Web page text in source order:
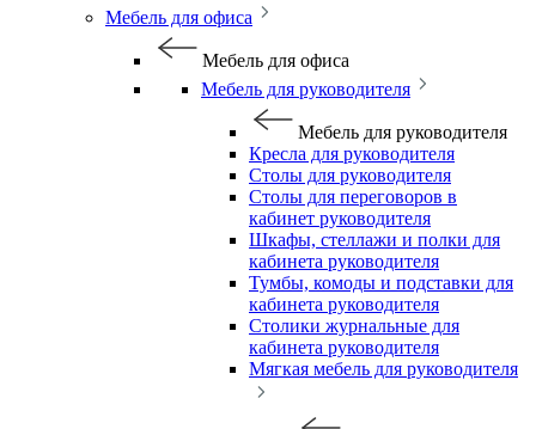
Мебель для офиса
Мебель для офиса
Мебель для руководителя
Мебель для руководителя
Кресла для руководителя
Столы для руководителя
Столы для переговоров в
кабинет руководителя
Шкафы, стеллажи и полки для
кабинета руководителя
Тумбы, комоды и подставки для
кабинета руководителя
Столики журнальные для
кабинета руководителя
Мягкая мебель для руководителя